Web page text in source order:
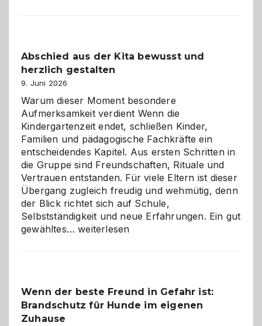
verstehen
Abschied aus der Kita bewusst und
herzlich gestalten
9. Juni 2026
Warum dieser Moment besondere
Aufmerksamkeit verdient Wenn die
Kindergartenzeit endet, schließen Kinder,
Familien und pädagogische Fachkräfte ein
entscheidendes Kapitel. Aus ersten Schritten in
die Gruppe sind Freundschaften, Rituale und
Vertrauen entstanden. Für viele Eltern ist dieser
Übergang zugleich freudig und wehmütig, denn
der Blick richtet sich auf Schule,
Selbstständigkeit und neue Erfahrungen. Ein gut
gewähltes…Abschied
und
herzlich
weiterlesen
Wenn der beste Freund in Gefahr ist:
Brandschutz für Hunde im eigenen
Zuhause